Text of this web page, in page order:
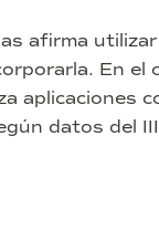
afirma
En
aplicaciones
datos del